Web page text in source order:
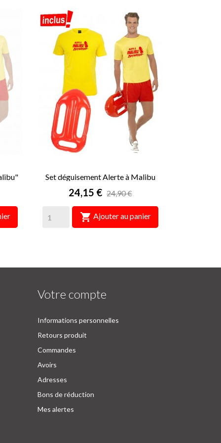
Set déguisement Alerte à Malibu
Homme
Prix
24,15 € 24,90 €
 Ajouter au panier
Votre compte
Informations personnelles
Retours produit
Commandes
Avoirs
Adresses
Bons de réduction
Mes alertes